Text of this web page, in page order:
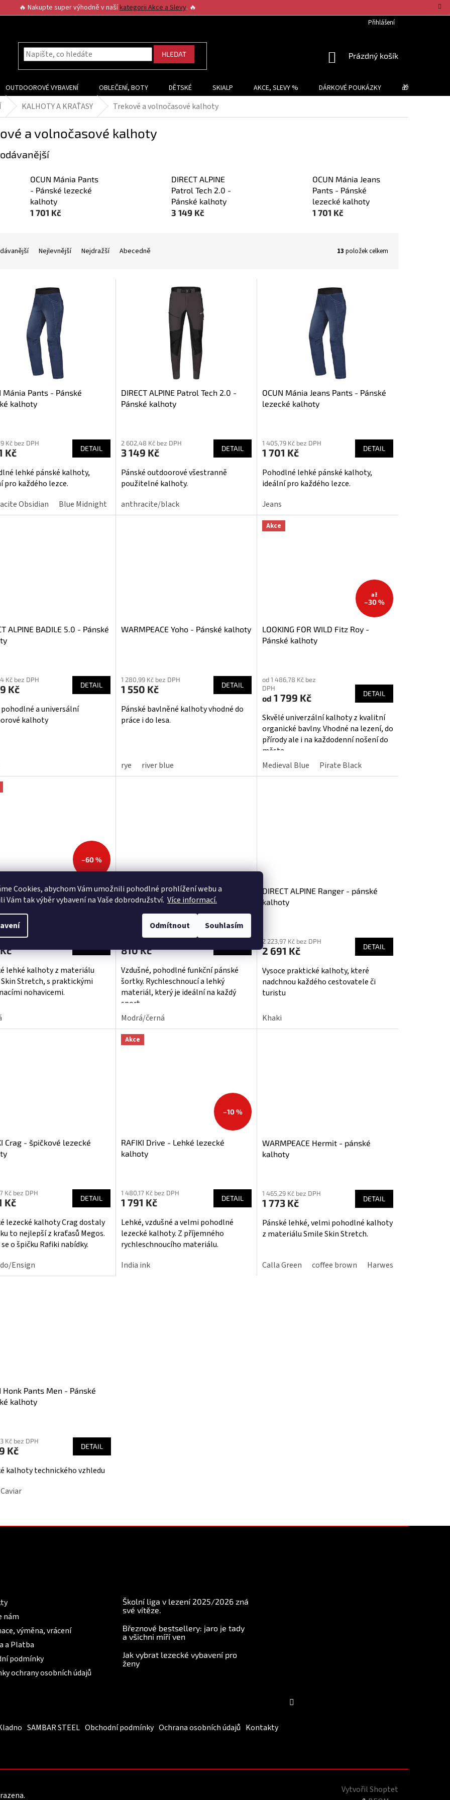
Cookies, abychom Vámumožnili pohodlné prohlížení webu a
Vám tak výběr vybavení na Vaše dobrodružství. Více informací.
Odmítnout Souhlasím
🔥 Nakupte super výhodně v našíkategorii Akce a Slevy. 🔥
Přihlášení
HLEDAT
NÁKUPNÍ
Prázdný košík
OUTDOOROVÉ VYBAVENÍ OBLEČENÍ, BOTY DĚTSKÉ SKIALP AKCE, SLEVY % DÁRKOVÉ POUKÁZKY 🎁 TIPY NA
KALHOTY A KRAŤASY Trekové a volnočasové kalhoty
a volnočasové kalhoty
OCUN Mánia Pants
- Pánské lezecké
kalhoty
1 701 Kč
DIRECT ALPINE
Patrol Tech 2.0 -
Pánské kalhoty
3 149 Kč
OCUN Mánia Jeans
Pants - Pánské
lezecké kalhoty
1 701 Kč
Nejlevnější Nejdražší Abecedně 13 položek celkem
Mánia Pants - Pánské
kalhoty
Kč bez DPH
Kč DETAIL
lehké pánské kalhoty,
pro každého lezce.
Obsidian
Blue Midnight Dark Grey Graphite
DIRECT ALPINE Patrol Tech 2.0 -
Pánské kalhoty
2 602,48 Kč bez DPH
3 149 Kč DETAIL
Pánské outdoorové všestranně
použitelné kalhoty.
anthracite/black
OCUN Mánia Jeans Pants - Pánské
lezecké kalhoty
1 405,79 Kč bez DPH
1 701 Kč DETAIL
Pohodlné lehké pánské kalhoty,
ideální pro každého lezce.
Jeans
ALPINE BADILE 5.0 - Pánské
Kč bez DPH
Kč DETAIL
a universální
kalhoty
WARMPEACE Yoho - Pánské kalhoty
produktu
je
3,6
z
1 280,99 Kč bez DPH
1 550 Kč DETAIL
Pánské bavlněné kalhoty vhodné do
práce i do lesa.
rye river blue
Akce
až
–30 %
LOOKING FOR WILD Fitz Roy -
Pánské kalhoty
produktu
je
z
5
hvězdiček.
od 1 486,78 Kč bez
DPH
od 1 799 Kč DETAIL
Skvělé univerzální kalhoty z kvalitní
organické bavlny. Vhodné na lezení, do
přírody ale i na každodenní nošení do
města.
Medieval Blue
Pirate Black
–60 %
Bigwash zip-off -
- Pánské odepínací
lehké kalhoty z materiálu
Stretch, s praktickými
nohavicemi.
SENSOR Trail - Pánské funkční
šortky
810 Kč
Vzdušné, pohodlné funkční pánské
šortky. Rychleschnoucí a lehký
materiál, který je ideální na každý
sport.
Modrá/černá
DIRECT ALPINE Ranger - pánské
kalhoty
2 223,97 Kč bez DPH
2 691 Kč DETAIL
Vysoce praktické kalhoty, které
nadchnou každého cestovatele či
turistu
Khaki
Crag - špičkové lezecké
Kč bez DPH
Kč DETAIL
lezecké kalhoty Crag dostaly
to nejlepší z kraťasů Megos.
o špičku Rafiki nabídky.
Ensign
Akce
–10 %
RAFIKI Drive - Lehké lezecké
kalhoty
produktu
je
5,0
z
5
1 480,17 Kč bez DPH
1 791 Kč DETAIL
Lehké, vzdušné a velmi pohodlné
lezecké kalhoty. Z příjemného
rychleschnoucího materiálu.
India ink
WARMPEACE Hermit - pánské
kalhoty
produktu
je
5,0
z
1 465,29 Kč bez DPH
1 773 Kč DETAIL
Pánské lehké, velmi pohodlné kalhoty
z materiálu Smile Skin Stretch.
Calla Green coffee brown Harwest gold
Honk Pants Men - Pánské
kalhoty
Kč bez DPH
Kč DETAIL
kalhoty technického vzhledu
v
r
y
p
nám
výměna, vrácení
a Platba
podmínky
ochrany osobních údajů
Školní liga v lezení 2025/2026 zná
své vítěze.
Březnové bestsellery: jaro je tady
a všichni míří ven
Jak vybrat lezecké vybavení pro
ženy
SAMBAR STEEL Obchodní podmínky Ochrana osobních údajů Kontakty
Vytvořil Shoptet